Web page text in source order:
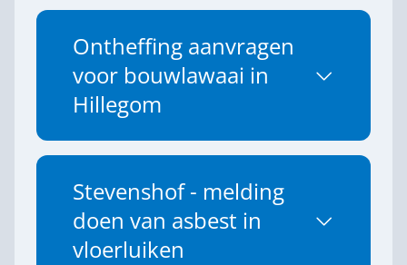
Ontheffing aanvragen
voor bouwlawaai in
Hillegom
Stevenshof - melding
doen van asbest in
vloerluiken